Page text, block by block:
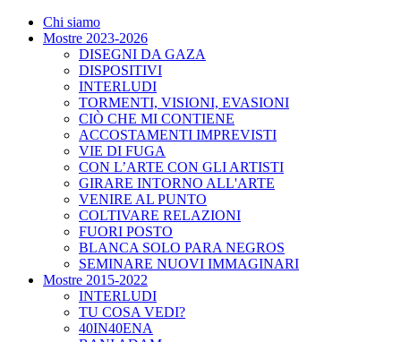
Chi siamo
Mostre 2023-2026
DISEGNI DA GAZA
DISPOSITIVI
INTERLUDI
TORMENTI, VISIONI, EVASIONI
CIÒ CHE MI CONTIENE
ACCOSTAMENTI IMPREVISTI
VIE DI FUGA
CON L’ARTE CON GLI ARTISTI
GIRARE INTORNO ALL'ARTE
VENIRE AL PUNTO
COLTIVARE RELAZIONI
FUORI POSTO
BLANCA SOLO PARA NEGROS
SEMINARE NUOVI IMMAGINARI
Mostre 2015-2022
INTERLUDI
TU COSA VEDI?
40IN40ENA